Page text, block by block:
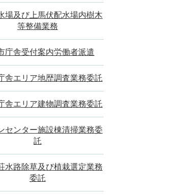
場及び上馬伏配水場内樹木
等整備業務
庁舎受付案内労働者派遣
舎エリア地歴調査業務委託
舎エリア建物調査業務委託
センター施設棟清掃業務委
託
水路除草及び植栽選定業務
委託